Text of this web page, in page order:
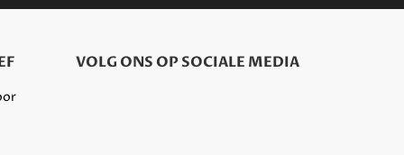
VOLG ONS OP SOCIALE MEDIA